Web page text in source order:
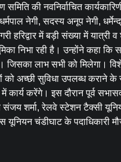
की नवनिर्वाचित
नेगी, सदस्य अनूप नेगी,
हरिद्वार में बड़ी संख्या में
निभा रही है। उन्होंने कहा कि
जिसका लाभ सभी को मिलेगा।
को अच्छी सुविधा उपलब्ध कराने
कार्य करेंगे। इस दौरान पूर्व
संजय शर्मा, रेलवे स्टेशन टैक्सी
यूनियन चंडीघाट के पदाधिकारी